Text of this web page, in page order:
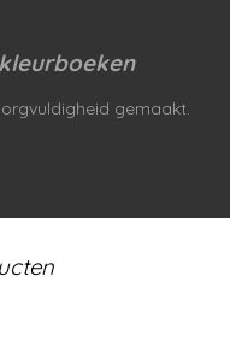
gemaakt.